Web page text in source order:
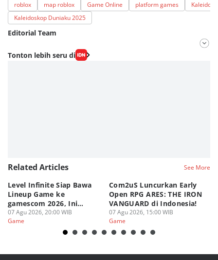
roblox map roblox Game Online platform games
Kaleidoskop Duniaku 2025
Editorial Team
Editor
Tonton lebih seru di
Related Articles See More
Level Infinite Siap Bawa
Lineup Game ke
gamescom 2026, Ini
Judulnya!
07 Agu 2026, 20:00 WIB
Game
Com2uS Luncurkan Early
Open RPG ARES: THE IRON
VANGUARD di Indonesia!
07 Agu 2026, 15:00 WIB
Game